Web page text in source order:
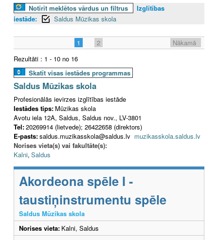
Notīrīt meklētos vārdus un filtrus
Izglītības
iestāde:
Saldus Mūzikas skola
1 2
Nākamā
Rezultāti : 1 - 10 no 16
Skatīt visas iestādes programmas
Saldus Mūzikas skola
Profesionālās ievirzes izglītības iestāde
Iestādes tips: Mūzikas skola
Avotu iela 12A, Saldus, Saldus nov., LV-3801
Tel:20269914 (lietvede); 26422658 (direktors)
E-pasts:saldus.muzikasskola@saldus.lv muzikasskola.saldus.lv
Norises vieta(s) vai fakultāte(s):
Kalni, Saldus
Akordeona spēle I -
taustiņinstrumentu spēle
Saldus Mūzikas skola
Norises vieta: Kalni, Saldus